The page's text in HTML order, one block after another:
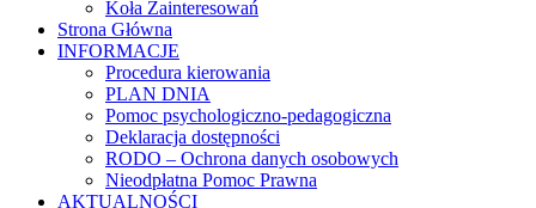
Koła Zainteresowań
Strona Główna
INFORMACJE
Procedura kierowania
PLAN DNIA
Pomoc psychologiczno-pedagogiczna
Deklaracja dostępności
RODO – Ochrona danych osobowych
Nieodpłatna Pomoc Prawna
AKTUALNOŚCI